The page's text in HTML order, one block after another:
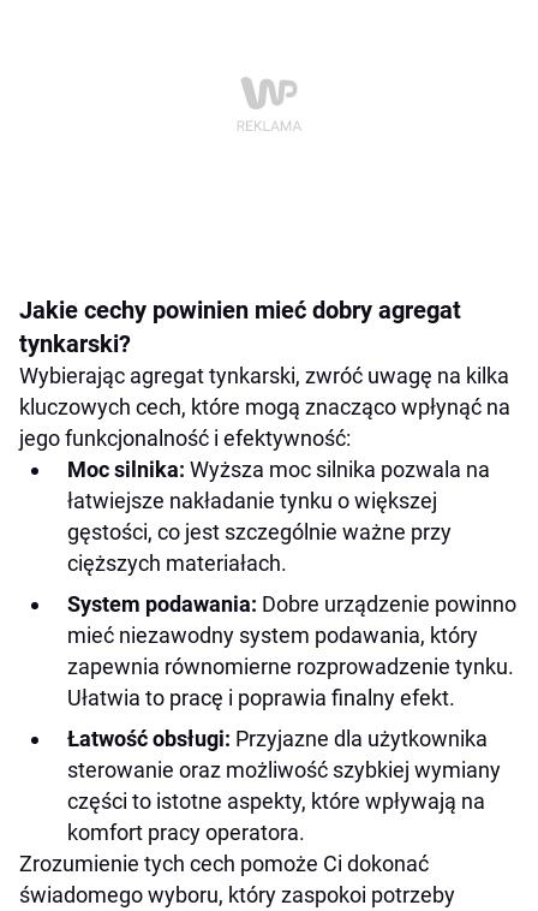
Jakie cechy powinien mieć dobry agregat
tynkarski?
Wybierając agregat tynkarski, zwróć uwagę na kilka
kluczowych cech, które mogą znacząco wpłynąć na
jego funkcjonalność i efektywność:
Moc silnika: Wyższa moc silnika pozwala na
łatwiejsze nakładanie tynku o większej
gęstości, co jest szczególnie ważne przy
cięższych materiałach.
System podawania: Dobre urządzenie powinno
mieć niezawodny system podawania, który
zapewnia równomierne rozprowadzenie tynku.
Ułatwia to pracę i poprawia finalny efekt.
Łatwość obsługi: Przyjazne dla użytkownika
sterowanie oraz możliwość szybkiej wymiany
części to istotne aspekty, które wpływają na
komfort pracy operatora.
Zrozumienie tych cech pomoże Ci dokonać
świadomego wyboru, który zaspokoi potrzeby